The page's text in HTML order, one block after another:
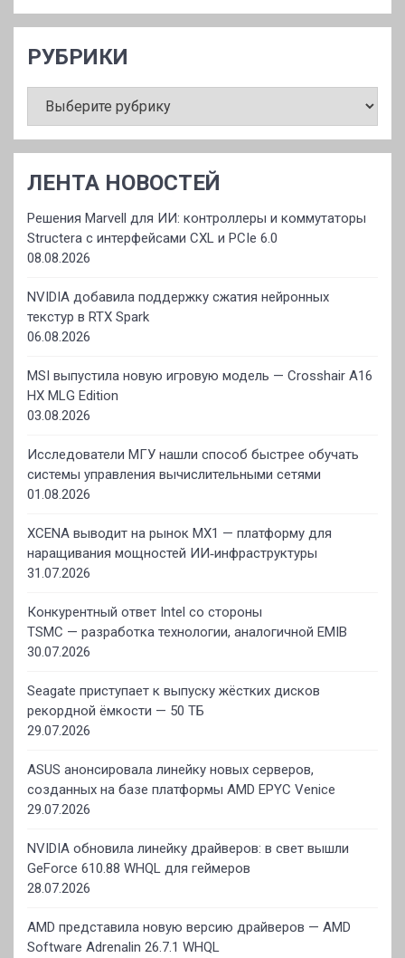
РУБРИКИ
ЛЕНТА НОВОСТЕЙ
Решения Marvell для ИИ: контроллеры и коммутаторы
Structera с интерфейсами CXL и PCIe 6.0
08.08.2026
NVIDIA добавила поддержку сжатия нейронных
текстур в RTX Spark
06.08.2026
MSI выпустила новую игровую модель — Crosshair A16
HX MLG Edition
03.08.2026
Исследователи МГУ нашли способ быстрее обучать
системы управления вычислительными сетями
01.08.2026
XCENA выводит на рынок MX1 — платформу для
наращивания мощностей ИИ‑инфраструктуры
31.07.2026
Конкурентный ответ Intel со стороны
TSMC — разработка технологии, аналогичной EMIB
30.07.2026
Seagate приступает к выпуску жёстких дисков
рекордной ёмкости — 50 ТБ
29.07.2026
ASUS анонсировала линейку новых серверов,
созданных на базе платформы AMD EPYC Venice
29.07.2026
NVIDIA обновила линейку драйверов: в свет вышли
GeForce 610.88 WHQL для геймеров
28.07.2026
AMD представила новую версию драйверов — AMD
Software Adrenalin 26.7.1 WHQL